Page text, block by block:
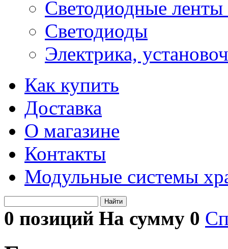
Светодиодные
Светодиоды
Электрика,
Как купить
Доставка
О магазине
Контакты
Модульные системы
Найти
0 позиций На сумму 0